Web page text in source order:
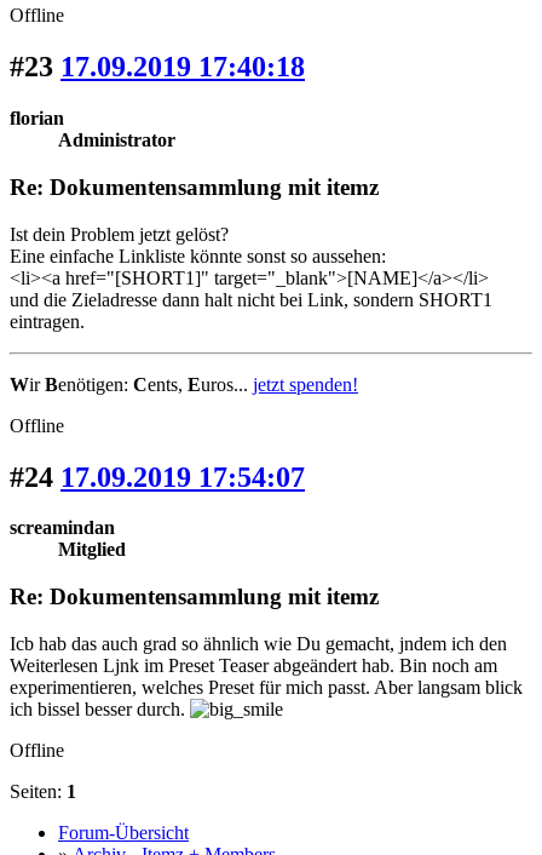
Offline
#23 17.09.2019 17:40:18
florian
Administrator
Re: Dokumentensammlung mit itemz
Ist dein Problem jetzt gelöst?
Eine einfache Linkliste könnte sonst so aussehen:
<li><a href="[SHORT1]" target="_blank">[NAME]</a></li>
und die Zieladresse dann halt nicht bei Link, sondern SHORT1
eintragen.
WirBenötigen: Cents, Euros... jetzt spenden!
Offline
#24 17.09.2019 17:54:07
screamindan
Mitglied
Re: Dokumentensammlung mit itemz
Icb hab das auch grad so ähnlich wie Du gemacht, jndem ich den
Weiterlesen Ljnk im Preset Teaser abgeändert hab. Bin noch am
experimentieren, welches Preset für mich passt. Aber langsam blick
ich bissel besser durch.
Offline
Seiten: 1
Forum-Übersicht